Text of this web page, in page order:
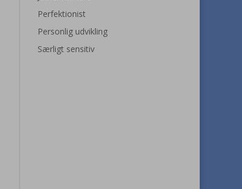
Perfektionist
Personlig udvikling
Særligt sensitiv